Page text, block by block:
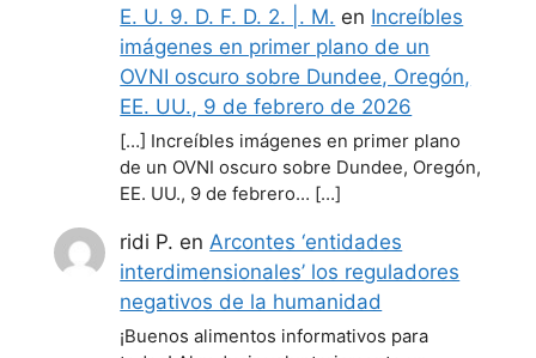
E. U. 9. D. F. D. 2. |. M. en Increíbles
imágenes en primer plano de un
OVNI oscuro sobre Dundee, Oregón,
EE. UU., 9 de febrero de 2026
[…] Increíbles imágenes en primer plano
de un OVNI oscuro sobre Dundee, Oregón,
EE. UU., 9 de febrero… […]
ridi P. en Arcontes ‘entidades
interdimensionales’ los reguladores
negativos de la humanidad
¡Buenos alimentos informativos para